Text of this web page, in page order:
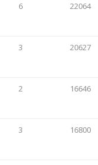
6 22064
3 20627
2 16646
3 16800